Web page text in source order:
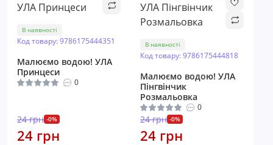
В наявності
Код товару: 9786175444351
Малюємо водою! УЛА
Принцеси
0
24 грн -0%
24 грн
В наявності
Код товару: 9786175444818
Малюємо водою! УЛА
Пінгвінчик
Розмальовка
0
24 грн -0%
24 грн